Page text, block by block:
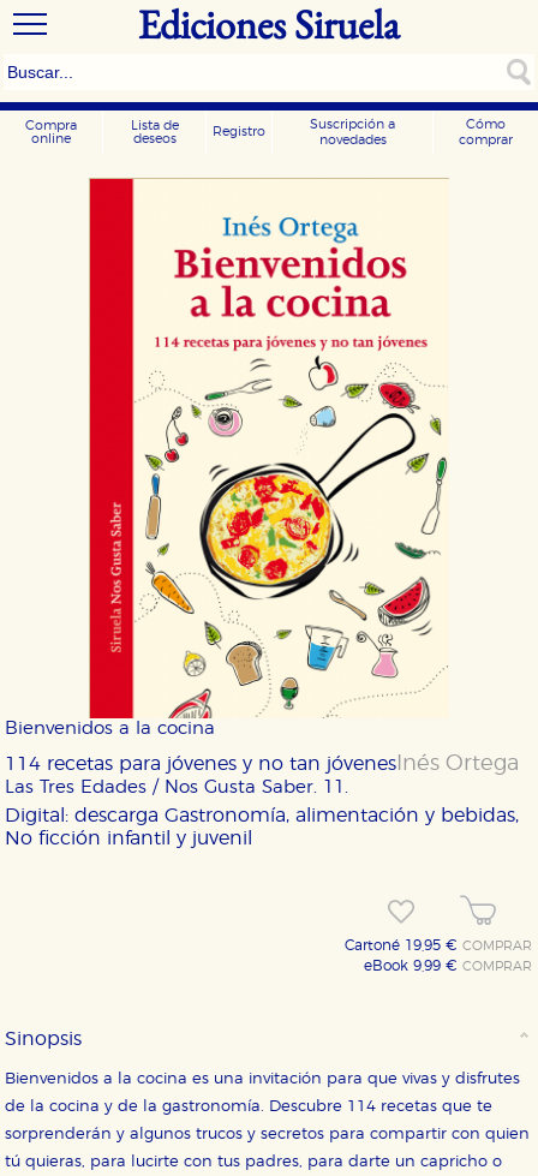
Ediciones Siruela
Compra
online
Lista de
deseos
Registro
Suscripción a
novedades
Cómo
comprar
Bienvenidos a la cocina
114 recetas para jóvenes y no tan jóvenes Inés Ortega
Las Tres Edades / Nos Gusta Saber. 11.
Digital: descargaGastronomía, alimentación y bebidas,
No ficción infantil y juvenil
Cartoné 19,95 €COMPRAR
eBook 9,99 €COMPRAR
Sinopsis
Bienvenidos a la cocina es una invitación para que vivas y disfrutes
de la cocina y de la gastronomía. Descubre 114 recetas que te
sorprenderán y algunos trucos y secretos para compartir con quien
tú quieras, para lucirte con tus padres, para darte un capricho o
CONFIGURACIÓN DE COOKIES